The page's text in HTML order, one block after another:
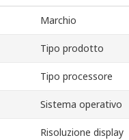
Marchio
Tipo prodotto
Tipo processore
Sistema operativo
Risoluzione display